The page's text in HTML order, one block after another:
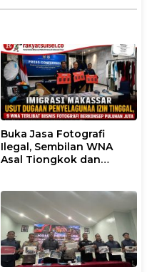
Buka Jasa Fotografi
Ilegal, Sembilan WNA
Asal Tiongkok dan
Makassar